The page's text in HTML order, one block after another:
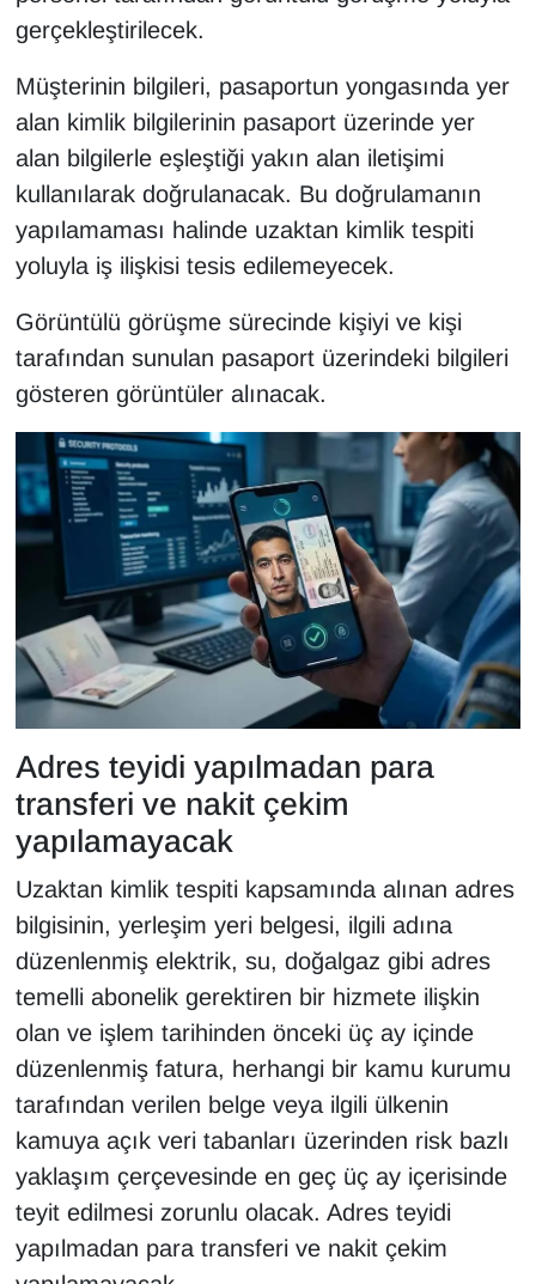
gerçekleştirilecek.
Müşterinin bilgileri, pasaportun yongasında yer
alan kimlik bilgilerinin pasaport üzerinde yer
alan bilgilerle eşleştiği yakın alan iletişimi
kullanılarak doğrulanacak. Bu doğrulamanın
yapılamaması halinde uzaktan kimlik tespiti
yoluyla iş ilişkisi tesis edilemeyecek.
Görüntülü görüşme sürecinde kişiyi ve kişi
tarafından sunulan pasaport üzerindeki bilgileri
gösteren görüntüler alınacak.
Adres teyidi yapılmadan para
transferi ve nakit çekim
yapılamayacak
Uzaktan kimlik tespiti kapsamında alınan adres
bilgisinin, yerleşim yeri belgesi, ilgili adına
düzenlenmiş elektrik, su, doğalgaz gibi adres
temelli abonelik gerektiren bir hizmete ilişkin
olan ve işlem tarihinden önceki üç ay içinde
düzenlenmiş fatura, herhangi bir kamu kurumu
tarafından verilen belge veya ilgili ülkenin
kamuya açık veri tabanları üzerinden risk bazlı
yaklaşım çerçevesinde en geç üç ay içerisinde
teyit edilmesi zorunlu olacak. Adres teyidi
yapılmadan para transferi ve nakit çekim
RÖPORTAJ
SAĞLIK
Seri İlan
Sinema - TV
SPOR
TEBRİK
TEKNOLOJİ
Turizm
VAN'DA SPOR
Vasıta
YEREL